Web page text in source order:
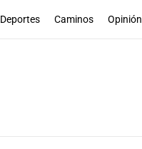
Deportes Caminos Opinión